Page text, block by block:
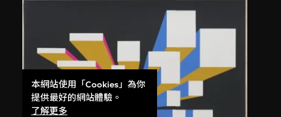
本網站使用「Cookies」為你
提供最好的網站體驗。
了解更多